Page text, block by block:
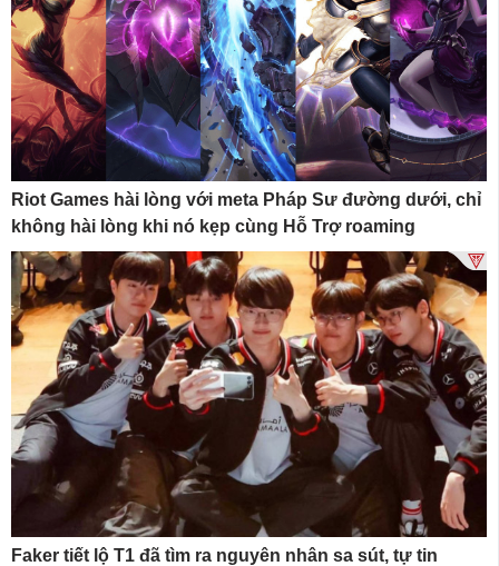
Riot Games hài lòng với meta Pháp Sư đường dưới, chỉ
không hài lòng khi nó kẹp cùng Hỗ Trợ roaming
Faker tiết lộ T1 đã tìm ra nguyên nhân sa sút, tự tin